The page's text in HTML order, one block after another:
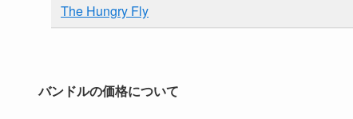
The Hungry Fly
バンドルの価格について